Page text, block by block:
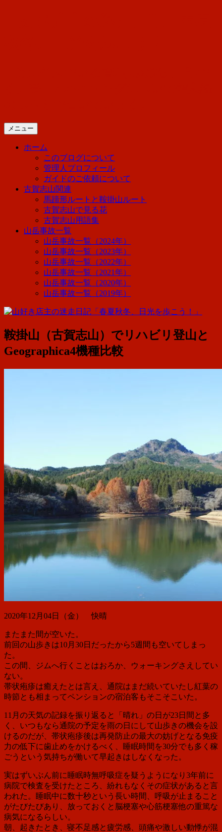
メニュー
ホーム
このブログについて
管理人プロフィール
ガイドのご依頼について
古賀志山関連
馬蹄形ルートと鞍掛山ルート
古賀志山で見る花
古賀志山用語集
山岳事故一覧
山岳事故一覧（2024年）
山岳事故一覧（2023年）
山岳事故一覧（2022年）
山岳事故一覧（2021年）
山岳事故一覧（2020年）
山岳事故一覧（2019年）
鞍掛山（古賀志山）でリハビリ登山と
Geographica4機種比較
2020年12月04日（金） 快晴
またまた間が空いた。
前回の山歩きは10月30日だったから5週間も空いてしまっ
た。
この間、ジムへ行くことはおろか、ウォーキングさえしてい
ない。
帯状疱疹は癒えたとは言え、通院はまだ続いていたし紅葉の
時節とも相まってペンションの宿泊客もそこそこいた。
11月の天気の記録を振り返ると「晴れ」の日が23日間と多
く、いつもなら通院の予定を雨の日にして山歩きの機会を設
けるのだが、帯状疱疹後は再発防止の最大の妨げとなる免疫
力の低下に歯止めをかけるべく、睡眠時間を30分でも多く稼
ごうという気持ちが働いて早起きはしなくなった。
実はずいぶん前に睡眠時無呼吸症を疑うようになり3年前に
病院で検査を受けたところ、紛れもなくその症状があると言
われた。睡眠中に数十秒という長い時間、呼吸が止まること
がたびたびあり、放っておくと脳梗塞や心筋梗塞他の重篤な
病気になるらしい。
朝、起きたとき、寝不足感と疲労感、頭痛や激しい動悸が混